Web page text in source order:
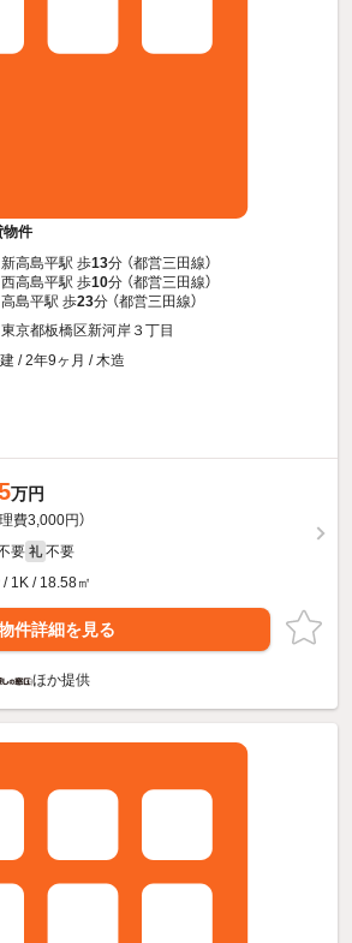
物件
新高島平駅 歩13分 （都営三田線）
西高島平駅 歩10分 （都営三田線）
高島平駅 歩23分 （都営三田線）
東京都板橋区新河岸３丁目
/ 2年9ヶ月 / 木造
万円
理費3,000円）
要 礼 不要
/ 1K / 18.58㎡
件詳細を見る
ほか提供